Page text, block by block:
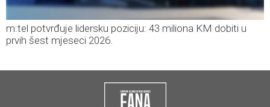
m:tel potvrđuje lidersku poziciju: 43 miliona KM dobiti u
prvih šest mjeseci 2026.